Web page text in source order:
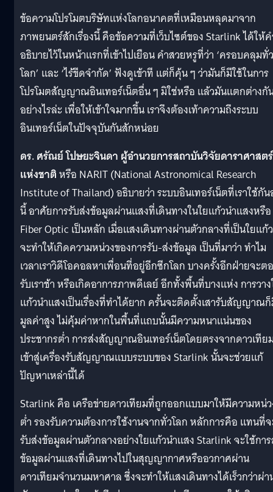
ข้อความโปรโมตบริษัทแห่งโลกอนาคตที่เหมือนหลุดมาจาก
ภาพยนตร์สักเรื่องนี้ คือข้อความที่เว็บไซต์ของ Starlink ได้ให้
อธิบายไว้ในหน้าแรกที่เข้าไปเยือน คำสวยหรูที่ว่า ‘ครอบคลุมทั่ว
โลก’ และ ‘ไร้ขีดจำกัด’ ฟังดูเข้าที แต่ก็คุ้น ๆ ว่ามันก็มีใช้ในการ
โปรโมตสัญญาณอินเทอร์เน็ตอื่น ๆ มิใช่หรือ แล้วมันแตกต่างกั
อย่างไรล่ะ เพื่อให้เข้าใจมากขึ้น เราจึงต้องเท้าความถึงระบบ
อินเทอร์เน็ตในปัจจุบันกันสักหน่อย
ดร. ศรัณย์ โปษยะจินดา ผู้อำนวยการสถาบันวิจัยดาราศาสตร์
แห่งชาติหรือ NARIT (National Astronomical Research
Institute of Thailand) อธิบายว่า ระบบอินเทอร์เน็ตที่เราใช้กั
นี้ อาศัยการรับส่งข้อมูลผ่านแสงที่เดินทางในใยแก้วนำแสงหรือ
Fiber Optic เป็นหลัก เมื่อแสงเดินทางผ่านตัวกลางที่เป็นใยแก้ว
จะทำให้เกิดความหน่วงของการรับ-ส่งข้อมูล เป็นที่มาว่า ทำไม
เวลาเราวิดีโอคอลหาเพื่อนที่อยู่อีกซีกโลก บางครั้งอีกฝ่ายจะต
รับเราช้า หรือเกิดอาการภาพดีเลย์ อีกทั้งพื้นที่บางแห่ง การวา
แก้วนำแสงเป็นเรื่องที่ทำได้ยาก ครั้นจะติดตั้งเสารับสัญญาณ
มูลค่าสูง ไม่คุ้มค่าหากในพื้นที่แถบนั้นมีความหนาแน่นของ
ประชากรต่ำ การส่งสัญญาณอินเทอร์เน็ตโดยตรงจากดาวเทีย
เข้าสู่เครื่องรับสัญญาณแบบระบบของ Starlink นั้นจะช่วยแก้
ปัญหาเหล่านี้ได้
Starlink คือ เครือข่ายดาวเทียมที่ถูกออกแบบมาให้มีความหน่
ต่ำ รองรับความต้องการใช้งานจากทั่วโลก หลักการคือ แทนที่
รับส่งข้อมูลผ่านตัวกลางอย่างใยแก้วนำแสง Starlink จะใช้กา
ข้อมูลผ่านแสงที่เดินทางไปในสุญญากาศหรืออวกาศผ่าน
ดาวเทียมจำนวนมหาศาล ซึ่งจะทำให้แสงเดินทางได้เร็วกว่าผ่